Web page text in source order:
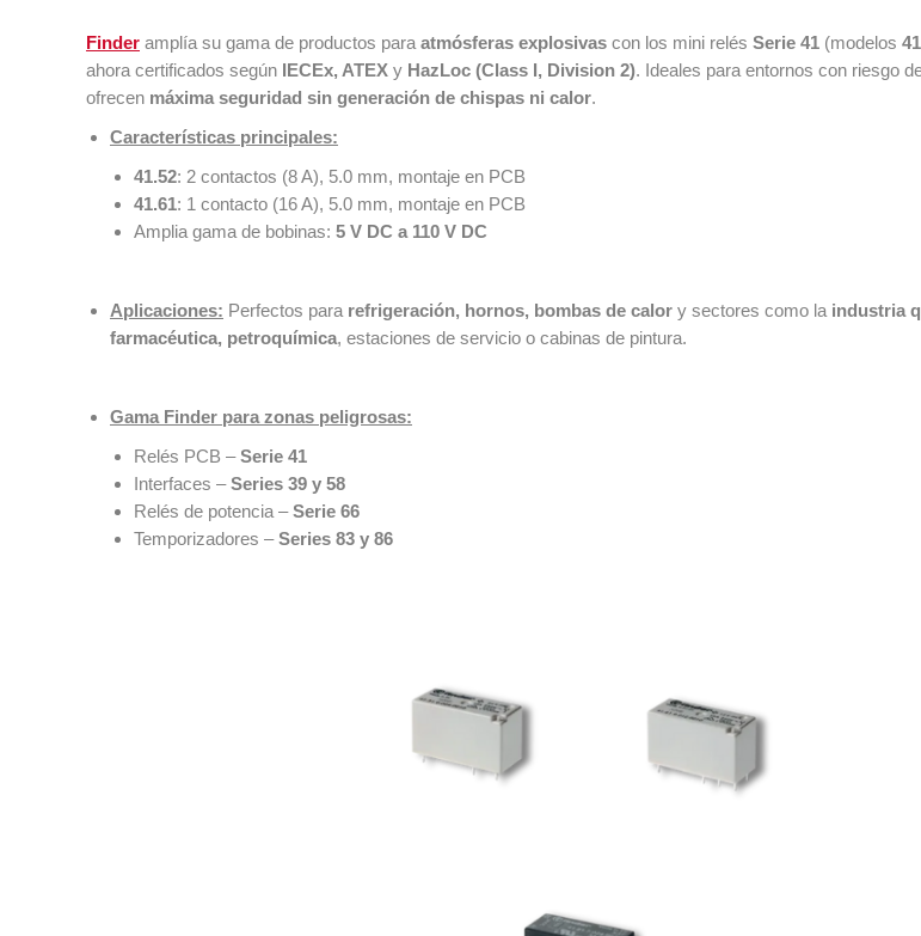
Finder amplía su gama de productos para atmósferas explosivas con los mini relés Serie 41 (modelos
ahora certificados según IECEx, ATEX y HazLoc (Class I, Division 2). Ideales para entornos con riesgo
ofrecen máxima seguridad sin generación de chispas ni calor.
Características principales:
41.52: 2 contactos (8 A), 5.0 mm, montaje en PCB
41.61: 1 contacto (16 A), 5.0 mm, montaje en PCB
Amplia gama de bobinas: 5 V DC a 110 V DC
Aplicaciones: Perfectos para refrigeración, hornos, bombas de calor y sectores como la industria
farmacéutica, petroquímica, estaciones de servicio o cabinas de pintura.
Gama Finder para zonas peligrosas:
Relés PCB –Serie 41
Interfaces –Series 39 y 58
Relés de potencia –Serie 66
Temporizadores –Series 83 y 86